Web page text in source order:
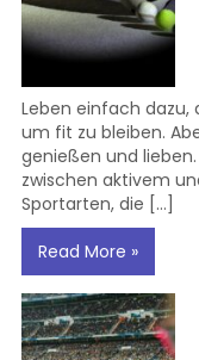
Leben einfach dazu,
um fit zu bleiben.
genießen und
zwischen aktivem
Sportarten, die […]
Read More »